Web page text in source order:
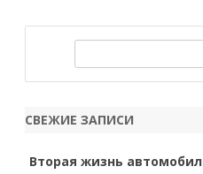
r
h
СВЕЖИЕ ЗАПИСИ
Вторая жизнь